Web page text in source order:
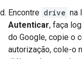
Encontre drive na
Autenticar, faça
do Google, copie o
autorização, cole-o